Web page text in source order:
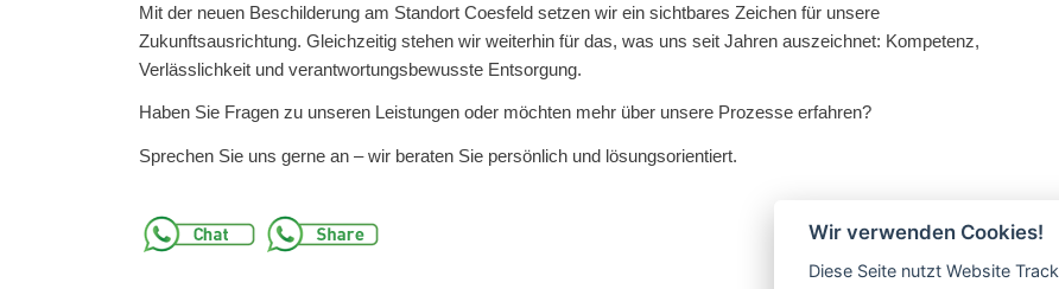
Mit der neuen Beschilderung am Standort Coesfeld setzen wir ein sichtbares Zeichen für unsere
Zukunftsausrichtung. Gleichzeitig stehen wir weiterhin für das, was uns seit Jahren auszeichnet: Kompetenz,
Verlässlichkeit und verantwortungsbewusste Entsorgung.
Haben Sie Fragen zu unseren Leistungen oder möchten mehr über unsere Prozesse erfahren?
Sprechen Sie uns gerne an – wir beraten Sie persönlich und lösungsorientiert.
Wir verwenden Cookies!
Diese Seite nutzt Website